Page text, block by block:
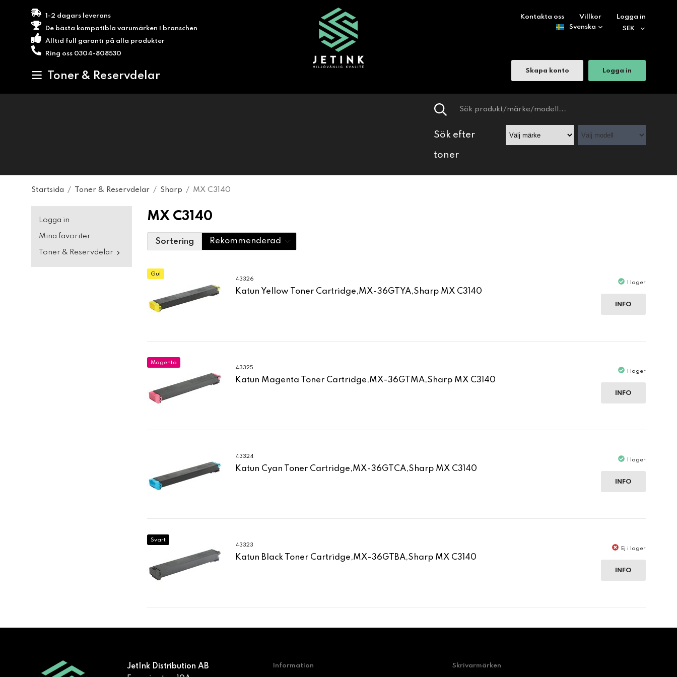
1-2 dagars leverans
De bästa kompatibla varumärken i branschen
Alltid full garanti på alla produkter
Ring oss 0304-808530
Toner & Reservdelar
Kontakta oss Villkor Logga in
Skapa konto Logga in
Sök efter
toner
Startsida / Toner & Reservdelar / Sharp / MX C3140
Logga in
Mina favoriter
Toner & Reservdelar
MX C3140
Sortering
Gul
43326
Katun Yellow Toner Cartridge,MX-36GTYA,Sharp MX C3140
I lager
INFO
Magenta
43325
Katun Magenta Toner Cartridge,MX-36GTMA,Sharp MX C3140
I lager
INFO
43324
Katun Cyan Toner Cartridge,MX-36GTCA,Sharp MX C3140
I lager
INFO
Svart
43323
Katun Black Toner Cartridge,MX-36GTBA,Sharp MX C3140
Ej i lager
INFO
JetInk Distribution AB
Information Skrivarmärken